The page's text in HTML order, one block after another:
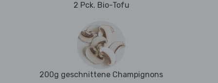
2 Pck. Bio-Tofu
200g geschnittene Champignons